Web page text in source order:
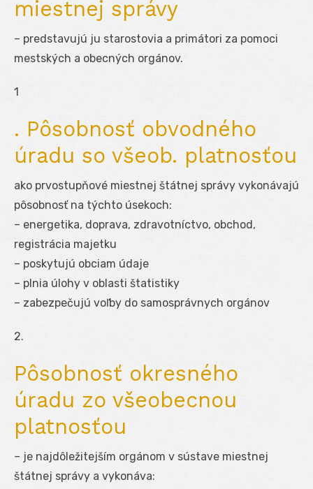
miestnej správy
– predstavujú ju starostovia a primátori za pomoci
mestských a obecných orgánov.
1
. Pôsobnosť obvodného
úradu so všeob. platnosťou
ako prvostupňové miestnej štátnej správy vykonávajú
pôsobnosť na týchto úsekoch:
– energetika, doprava, zdravotníctvo, obchod,
registrácia majetku
– poskytujú obciam údaje
– plnia úlohy v oblasti štatistiky
– zabezpečujú voľby do samosprávnych orgánov
2.
Pôsobnosť okresného
úradu zo všeobecnou
platnosťou
– je najdôležitejším orgánom v sústave miestnej
štátnej správy a vykonáva: